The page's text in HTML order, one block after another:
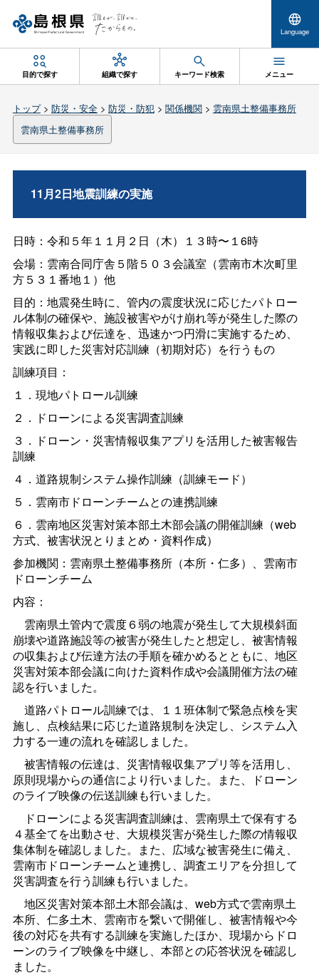
Language
目的で探す 組織で探す キーワード検索 メニュー
トップ> 防災・安全> 防災・防犯> 関係機関> 雲南県土整備事務所
雲南県土整備事務所
11月2日地震訓練の実施
日時：令和５年１１月２日（木）１３時〜１6時
会場：雲南合同庁舎５階５０３会議室（雲南市木次町里
方５３１番地１）他
目的：地震発生時に、管内の震度状況に応じたパトロー
ル体制の確保や、施設被害やがけ崩れ等が発生した際の
情報収集および伝達を、迅速かつ円滑に実施するため、
実践に即した災害対応訓練（初期対応）を行うもの
訓練項目：
１．現地パトロール訓練
２．ドローンによる災害調査訓練
３．ドローン・災害情報収集アプリを活用した被害報告
訓練
４．道路規制システム操作訓練（訓練モード）
５．雲南市ドローンチームとの連携訓練
６．雲南地区災害対策本部土木部会議の開催訓練（web
方式、被害状況とりまとめ・資料作成）
参加機関：雲南県土整備事務所（本所・仁多）、雲南市
ドローンチーム
内容：
雲南県土管内で震度６弱の地震が発生して大規模斜面
崩壊や道路施設等の被害が発生したと想定し、被害情報
の収集および伝達方法の手順を確かめるとともに、地区
災害対策本部会議に向けた資料作成や会議開催方法の確
認を行いました。
道路パトロール訓練では、１１班体制で緊急点検を実
施し、点検結果に応じた道路規制を決定し、システム入
力する一連の流れを確認しました。
被害情報の伝達は、災害情報収集アプリ等を活用し、
原則現場からの通信により行いました。また、ドローン
のライブ映像の伝送訓練も行いました。
ドローンによる災害調査訓練は、雲南県土で保有する
４基全てを出動させ、大規模災害が発生した際の情報収
集体制を確認しました。また、広域な被害発生に備え、
雲南市ドローンチームと連携し、調査エリアを分担して
災害調査を行う訓練も行いました。
地区災害対策本部土木部会議は、web方式で雲南県土
本所、仁多土木、雲南市を繋いで開催し、被害情報や今
後の対応を共有する訓練を実施したほか、現場からドロ
ーンのライブ映像を中継し、本部との応答状況を確認し
ました。